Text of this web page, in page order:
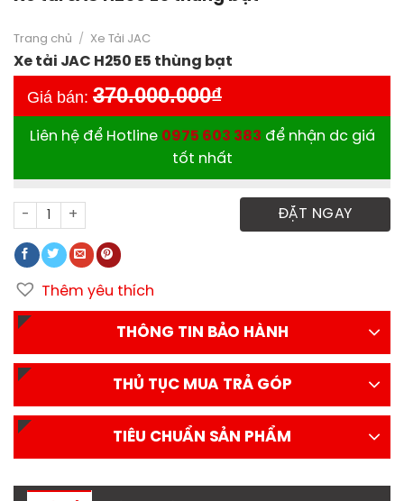
Trang chủ / Xe Tải JAC
Xe tải JAC H250 E5 thùng bạt
Giá bán: 370.000.000₫
Liên hệ để Hotline 0975 603 383 để nhận dc giá
tốt nhất
Xe tải JAC H250 E5 thùng bạt số lượng ĐẶT NGAY
Thêm yêu thích
THÔNG TIN BẢO HÀNH
THỦ TỤC MUA TRẢ GÓP
TIÊU CHUẨN SẢN PHẨM